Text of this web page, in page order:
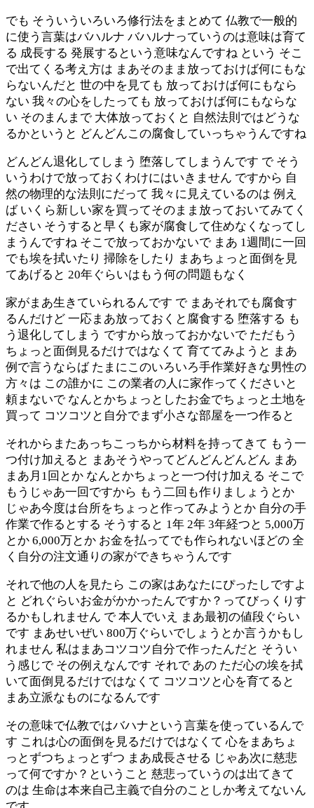
でも そういういろいろ修行法をまとめて 仏教で一般的
に使う言葉はバハルナ バハルナっていうのは意味は育て
る 成長する 発展するという意味なんですね という そこ
で出てくる考え方は まあそのまま放っておけば何にもな
らないんだと 世の中を見ても 放っておけば何にもなら
ない 我々の心をしたっても 放っておけば何にもならな
い そのまんまで 大体放っておくと 自然法則ではどうな
るかというと どんどんこの腐食していっちゃうんですね
どんどん退化してしまう 堕落してしまうんです で そう
いうわけで放っておくわけにはいきません ですから 自
然の物理的な法則にだって 我々に見えているのは 例え
ば いくら新しい家を買ってそのまま放っておいてみてく
ださい そうすると早くも家が腐食して住めなくなってし
まうんですね そこで放っておかないで まあ 1週間に一回
でも埃を拭いたり 掃除をしたり まあちょっと面倒を見
てあげると 20年ぐらいはもう何の問題もなく
家がまあ生きていられるんです で まあそれでも腐食す
るんだけど 一応まあ放っておくと腐食する 堕落する も
う退化してしまう ですから放っておかないで ただもう
ちょっと面倒見るだけではなくて 育ててみようと まあ
例で言うならば たまにこのいろいろ手作業好きな男性の
方々は この誰かに この業者の人に家作ってくださいと
頼まないで なんとかちょっとしたお金でちょっと土地を
買って コツコツと自分でまず小さな部屋を一つ作ると
それからまたあっちこっちから材料を持ってきて もう一
つ付け加えると まあそうやってどんどんどんどん まあ
まあ月1回とか なんとかちょっと一つ付け加える そこで
もうじゃあ一回ですから もう二回も作りましょうとか
じゃあ今度は台所をちょっと作ってみようとか 自分の手
作業で作るとする そうすると 1年 2年 3年経つと 5,000万
とか 6,000万とか お金を払ってでも作られないほどの 全
く自分の注文通りの家ができちゃうんです
それで他の人を見たら この家はあなたにぴったしですよ
と どれぐらいお金がかかったんですか？ってびっくりす
るかもしれません で 本人でいえ まあ最初の値段ぐらい
です まあせいぜい 800万ぐらいでしょうとか言うかもし
れません 私はまあコツコツ自分で作ったんだと そうい
う感じで その例えなんです それで あの ただ心の埃を拭
いて面倒見るだけではなくて コツコツと心を育てると
まあ立派なものになるんです
その意味で仏教ではバハナという言葉を使っているんで
す これは心の面倒を見るだけではなくて 心をまあちょ
っとずつちょっとずつ まあ成長させる じゃあ次に慈悲
って何ですか？ということ 慈悲っていうのは出てきて
のは 生命は本来自己主義で自分のことしか考えてないん